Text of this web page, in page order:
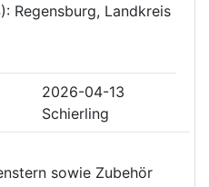
Regensburg, Landkreis
2026-04-13
Schierling
sowie Zubehör